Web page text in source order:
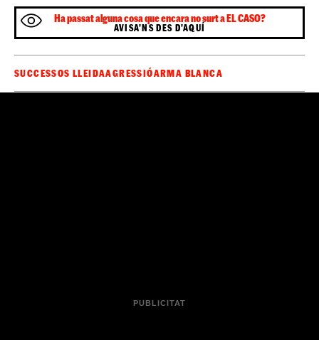
Ha passat alguna cosa que encara no surt a EL CASO?
AVISA'NS DES D'AQUÍ
SUCCESSOS LLEIDAAGRESSIÓARMA BLANCA